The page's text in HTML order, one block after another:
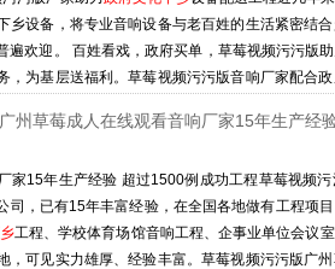
乡设备，将专业音响设备与老百姓的生活紧密结
遍欢迎。 百姓看戏，政府买单，草莓视频污污版
，为基层送福利。草莓视频污污版音响厂家配合
南、山东、甘肃、
nkxwmdjslc_1.html
州草莓成人在线观看音响厂家15年生产经
家15年生产经验 超过1500例成功工程草莓视频
司，已有15年丰富经验，在全国各地做有工程项
工程、学校体育场馆音响工程、企事业单位会议
，可见实力雄厚、经验丰富。草莓视频污污版广